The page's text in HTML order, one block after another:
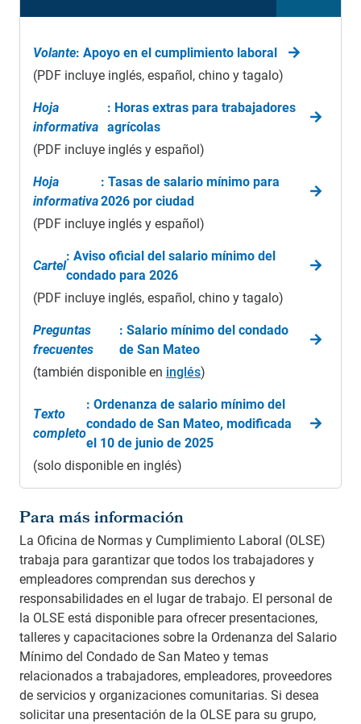
Volante: Apoyo en el cumplimiento laboral
(PDF incluye inglés, español, chino y tagalo)
Hoja
informativa
: Horas extras para trabajadores
agrícolas
(PDF incluye inglés y español)
Hoja
informativa
: Tasas de salario mínimo para
2026 por ciudad
(PDF incluye inglés y español)
Cartel
: Aviso oficial del salario mínimo del
condado para 2026
(PDF incluye inglés, español, chino y tagalo)
Preguntas
frecuentes
: Salario mínimo del condado
de San Mateo
(también disponible en inglés)
Texto
completo
: Ordenanza de salario mínimo del
condado de San Mateo, modificada
el 10 de junio de 2025
(solo disponible en inglés)
Para más información
La Oficina de Normas y Cumplimiento Laboral (OLSE)
trabaja para garantizar que todos los trabajadores y
empleadores comprendan sus derechos y
responsabilidades en el lugar de trabajo. El personal de
la OLSE está disponible para ofrecer presentaciones,
talleres y capacitaciones sobre la Ordenanza del Salario
Mínimo del Condado de San Mateo y temas
relacionados a trabajadores, empleadores, proveedores
de servicios y organizaciones comunitarias. Si desea
solicitar una presentación de la OLSE para su grupo,